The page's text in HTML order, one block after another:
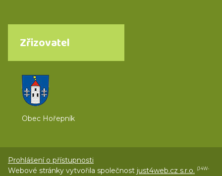
Zřizovatel
Obec Hořepník
Prohlášení o přístupnosti
Webové stránky vytvořila společnost just4web.cz s.r.o. (J4W-